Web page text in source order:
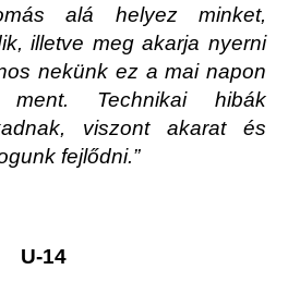
alá helyez minket,
illetve meg akarja nyerni
nekünk ez a mai napon
ment. Technikai hibák
viszont akarat és
fejlődni.”
U-14